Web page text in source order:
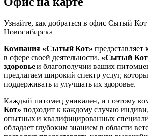
Узнайте, как добраться в офис Сытый Кот
Новосибирска
Компания «Сытый Кот» предоставляет
в сфере своей деятельности. «Сытый
здоровье и благополучии ваших
предлагаем широкий спектр услуг,
поддерживать и улучшать их здоровье.
Каждый питомец уникален, и поэтому
Кот» подходит к каждому случаю
опытных и квалифицированных
обладает глубоким знанием в области